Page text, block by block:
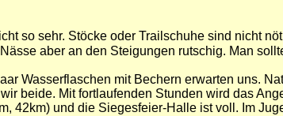
so sehr. Stöcke oder Trailschuhe sind nicht
aber an den Steigungen rutschig. Man
Wasserflaschen mit Bechern erwarten uns.
beide. Mit fortlaufenden Stunden wird das
42km) und die Siegesfeier-Halle ist voll. Im